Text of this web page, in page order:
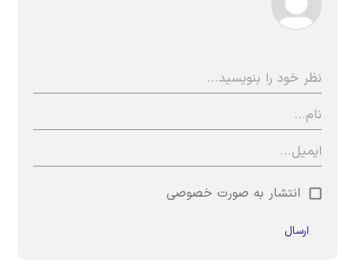
انتشار به صورت خصوصی
ارسال